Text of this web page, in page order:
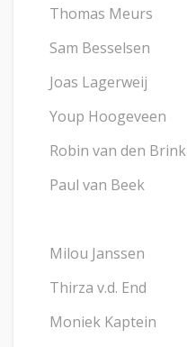
Thomas Meurs
Sam Besselsen
Joas Lagerweij
Youp Hoogeveen
Robin van den Brink
Paul van Beek
Milou Janssen
Thirza v.d. End
Moniek Kaptein